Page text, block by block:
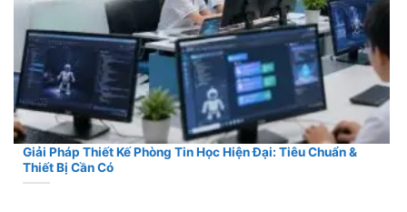
Giải Pháp Thiết Kế Phòng Tin Học Hiện Đại: Tiêu Chuẩn &
Thiết Bị Cần Có